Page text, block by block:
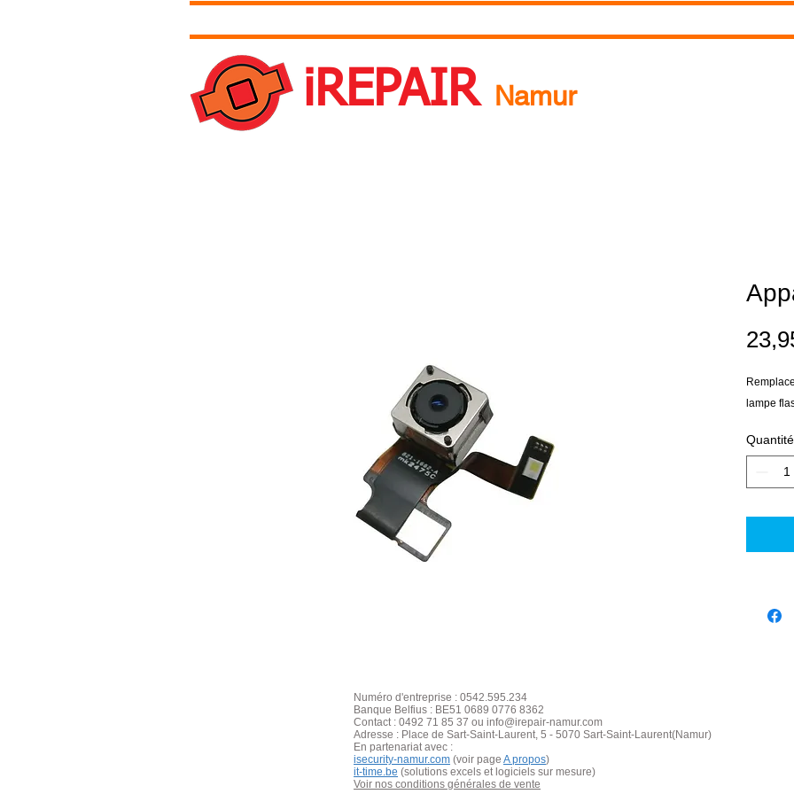
iREPAIR Namur
lampe
Quantité
Numéro d'entreprise : 0542.595.234
Banque Belfius : BE51 0689 0776 8362
Contact : 0492 71 85 37 ou info@irepair-namur.com
Adresse : Place de Sart-Saint-Laurent, 5 - 5070 Sart-Saint-Laurent(Namur)
En partenariat avec :
isecurity-namur.com (voir page A propos)
it-time.be (solutions excels et logiciels sur mesure)
Voir nos conditions générales de vente